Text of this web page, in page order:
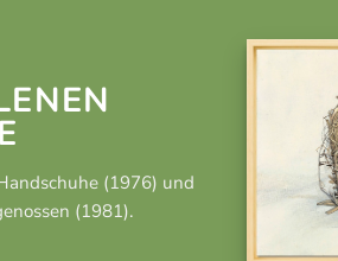
(1976) und
(1981).